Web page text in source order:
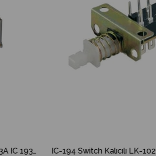
IC-193A Yaylı 6P Switch IC193A IC 193A